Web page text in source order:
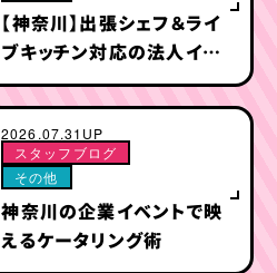
【神奈川】出張シェフ＆ライ
ブキッチン対応の法人イベ
ントケータリング特集
2026.07.31UP
スタッフブログ
その他
神奈川の企業イベントで映
えるケータリング術